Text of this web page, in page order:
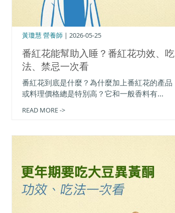
番紅花能幫助入睡？番紅花功效、吃
法、禁忌一次看
黃瓊慧 營養師 | 2026-05-25
番紅花到底是什麼？為什麼加上番紅花的產品
或料理價格總是特別高？它和一般香料有...
READ MORE ->